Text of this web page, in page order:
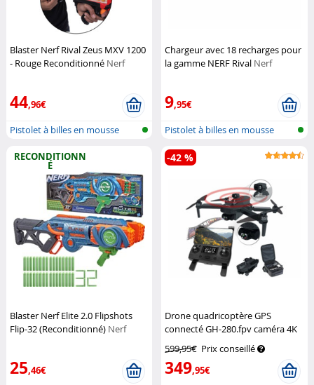
Blaster Nerf Rival Zeus MXV 1200
- Rouge Reconditionné Nerf
44,96€
Pistolet à billes en mousse
Chargeur avec 18 recharges pour
la gamme NERF Rival Nerf
9,95€
Pistolet à billes en mousse
RECONDITIONN
É
Blaster Nerf Elite 2.0 Flipshots
Flip-32 (Reconditionné) Nerf
25,46€
Drone quadricoptère GPS
connecté GH-280.fpv caméra 4K
et capteur de distanceSimulus
599,95€ Prix conseillé
349,95€
-42 %